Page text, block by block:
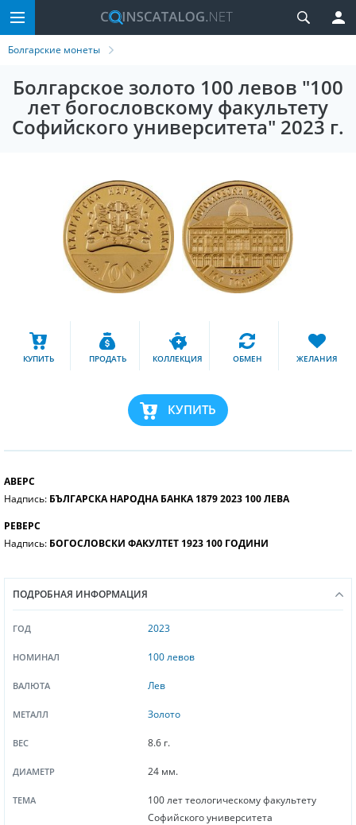
Болгарские монеты
Болгарское золото 100 левов "100
лет богословскому факультету
Софийского университета" 2023 г.
КУПИТЬ ПРОДАТЬ КОЛЛЕКЦИЯ ОБМЕН ЖЕЛАНИЯ
КУПИТЬ
АВЕРС
Надпись: БЪЛГАРСКА НАРОДНА БАНКА 1879 2023 100 ЛЕВА
РЕВЕРС
Надпись: БОГОСЛОВСКИ ФАКУЛТЕТ 1923 100 ГОДИНИ
ПОДРОБНАЯ ИНФОРМАЦИЯ
ГОД 2023
НОМИНАЛ 100 левов
ВАЛЮТА Лев
МЕТАЛЛ Золото
ВЕС 8.6 г.
ДИАМЕТР 24 мм.
ТЕМА
100 лет теологическому факультету
Софийского университета